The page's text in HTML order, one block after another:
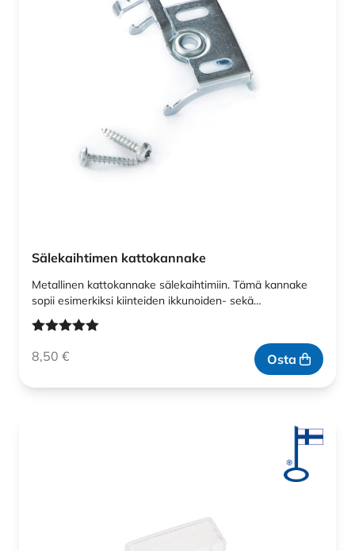
Sälekaihtimen kattokannake
Metallinen kattokannake sälekaihtimiin. Tämä kannake
sopii esimerkiksi kiinteiden ikkunoiden- sekä…
tuotteesta:
8,50 € Osta